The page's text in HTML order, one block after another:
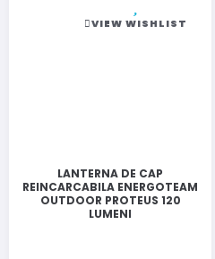
VIEW WISHLIST
LANTERNA DE CAP
REINCARCABILA ENERGOTEAM
OUTDOOR PROTEUS 120
LUMENI